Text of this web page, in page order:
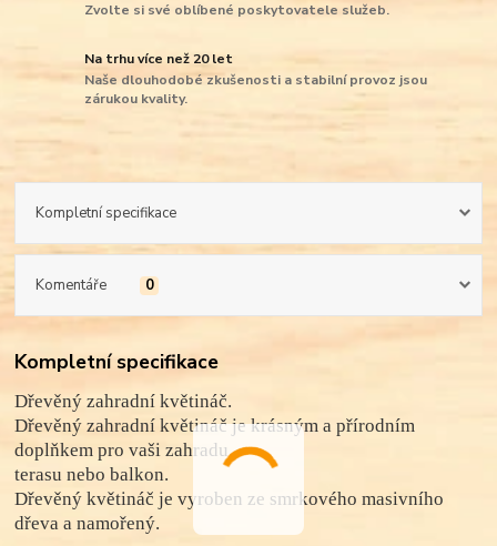
Zvolte si své oblíbené poskytovatele služeb.
Na trhu více než 20 let
Naše dlouhodobé zkušenosti a stabilní provoz jsou
zárukou kvality.
Kompletní specifikace
Komentáře 0
Kompletní specifikace
Dřevěný zahradní květináč.
Dřevěný zahradní květináč je krásným a přírodním
doplňkem pro vaši zahradu,
terasu nebo balkon.
Dřevěný květináč je vyroben ze smrkového masivního
dřeva a namořený.